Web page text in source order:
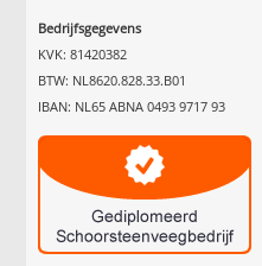
Bedrijfsgegevens
KVK: 81420382
BTW: NL8620.828.33.B01
IBAN: NL65 ABNA 0493 9717 93